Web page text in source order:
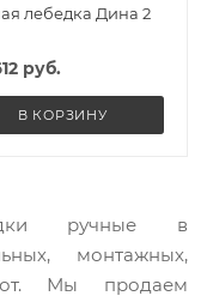
лебедка Дина 2
руб.
В КОРЗИНУ
ручные в
монтажных,
Мы продаем